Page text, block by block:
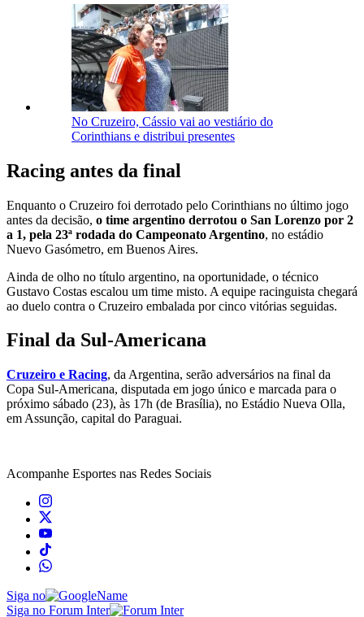
No Cruzeiro, Cássio vai ao vestiário do
Corinthians e distribui presentes
Racing antes da final
Enquanto o Cruzeiro foi derrotado pelo Corinthians no último jogo
antes da decisão, o time argentino derrotou o San Lorenzo por 2
a 1, pela 23ª rodada do Campeonato Argentino, no estádio
Nuevo Gasómetro, em Buenos Aires.
Ainda de olho no título argentino, na oportunidade, o técnico
Gustavo Costas escalou um time misto. A equipe racinguista chegará
ao duelo contra o Cruzeiro embalada por cinco vitórias seguidas.
Final da Sul-Americana
Cruzeiro e Racing, da Argentina, serão adversários na final da
Copa Sul-Americana, disputada em jogo único e marcada para o
próximo sábado (23), às 17h (de Brasília), no Estádio Nueva Olla,
em Assunção, capital do Paraguai.
Acompanhe Esportes nas Redes Sociais
Siga no
Siga no Forum Inter